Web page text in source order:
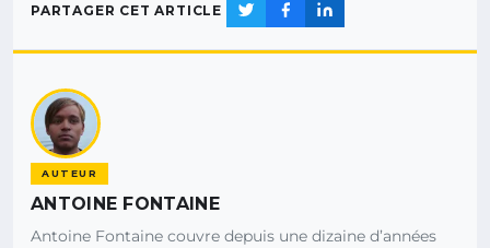
PARTAGER CET ARTICLE
AUTEUR
ANTOINE FONTAINE
Antoine Fontaine couvre depuis une dizaine d’années